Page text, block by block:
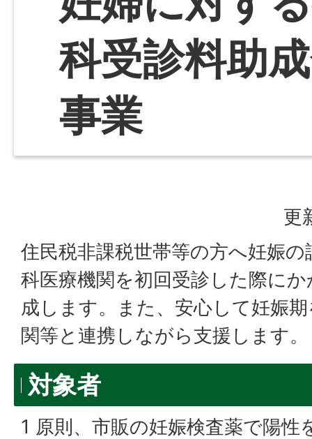
科受診料助
事業
更
住民税非課税世帯等の方へ妊娠
科医療機関を初回受診した際に
成します。また、安心して妊娠
関等と連携しながら支援します。
対象者
1 原則、市販の妊娠検査薬で陽性